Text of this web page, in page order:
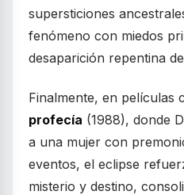
supersticiones
fenómeno con miedos
desaparición repentina
Finalmente, en películas
profecía (1988), donde
a una mujer con
eventos, el eclipse
misterio y destino,